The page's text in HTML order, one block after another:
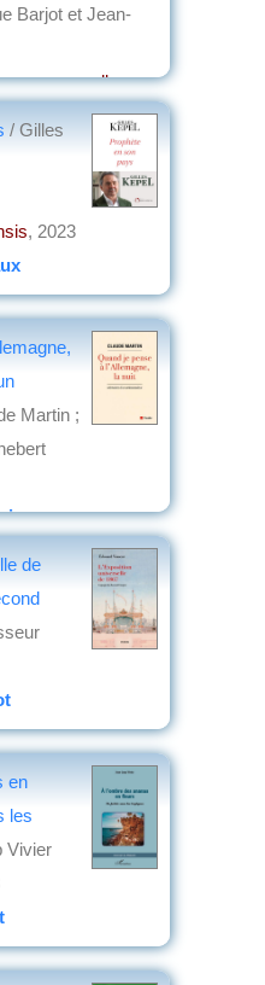
Barjot et Jean-
nouvelles
/ Gilles
, 2023
Martin ;
de
en
les
Vivier